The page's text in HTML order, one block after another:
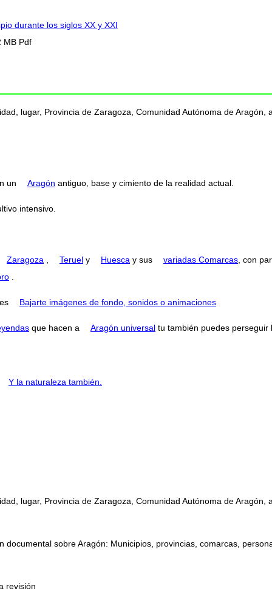
durante los siglos XX y XXI
Pdf
lugar, Provincia de Zaragoza, Comunidad Autónoma de Aragón,
un Aragón antiguo, base y cimiento de la realidad actual.
intensivo.
Zaragoza Teruel y Huesca y sus variadas Comarcas , con
Bajarte imágenes de fondo, sonidos o animaciones
que hacen a Aragón universal tu también puedes perseguir
Y la naturaleza también.
lugar, Provincia de Zaragoza, Comunidad Autónoma de Aragón,
sobre Aragón: Municipios, provincias, comarcas,
revisión